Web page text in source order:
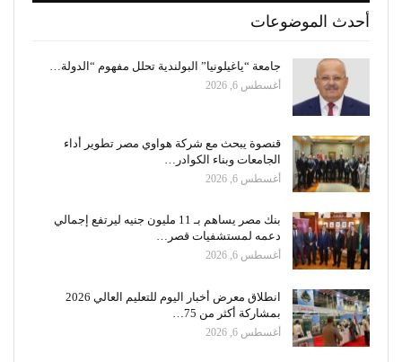
أحدث الموضوعات
جامعة “ياغيلونيا” البولندية تحلل مفهوم “الدولة…
أغسطس 6, 2026
قنصوة يبحث مع شركة هواوي مصر تطوير أداء
الجامعات وبناء الكوادر…
أغسطس 6, 2026
بنك مصر يساهم بـ 11 مليون جنيه ليرتفع إجمالي
دعمه لمستشفيات قصر…
أغسطس 6, 2026
انطلاق معرض أخبار اليوم للتعليم العالي 2026
بمشاركة أكثر من 75…
أغسطس 6, 2026